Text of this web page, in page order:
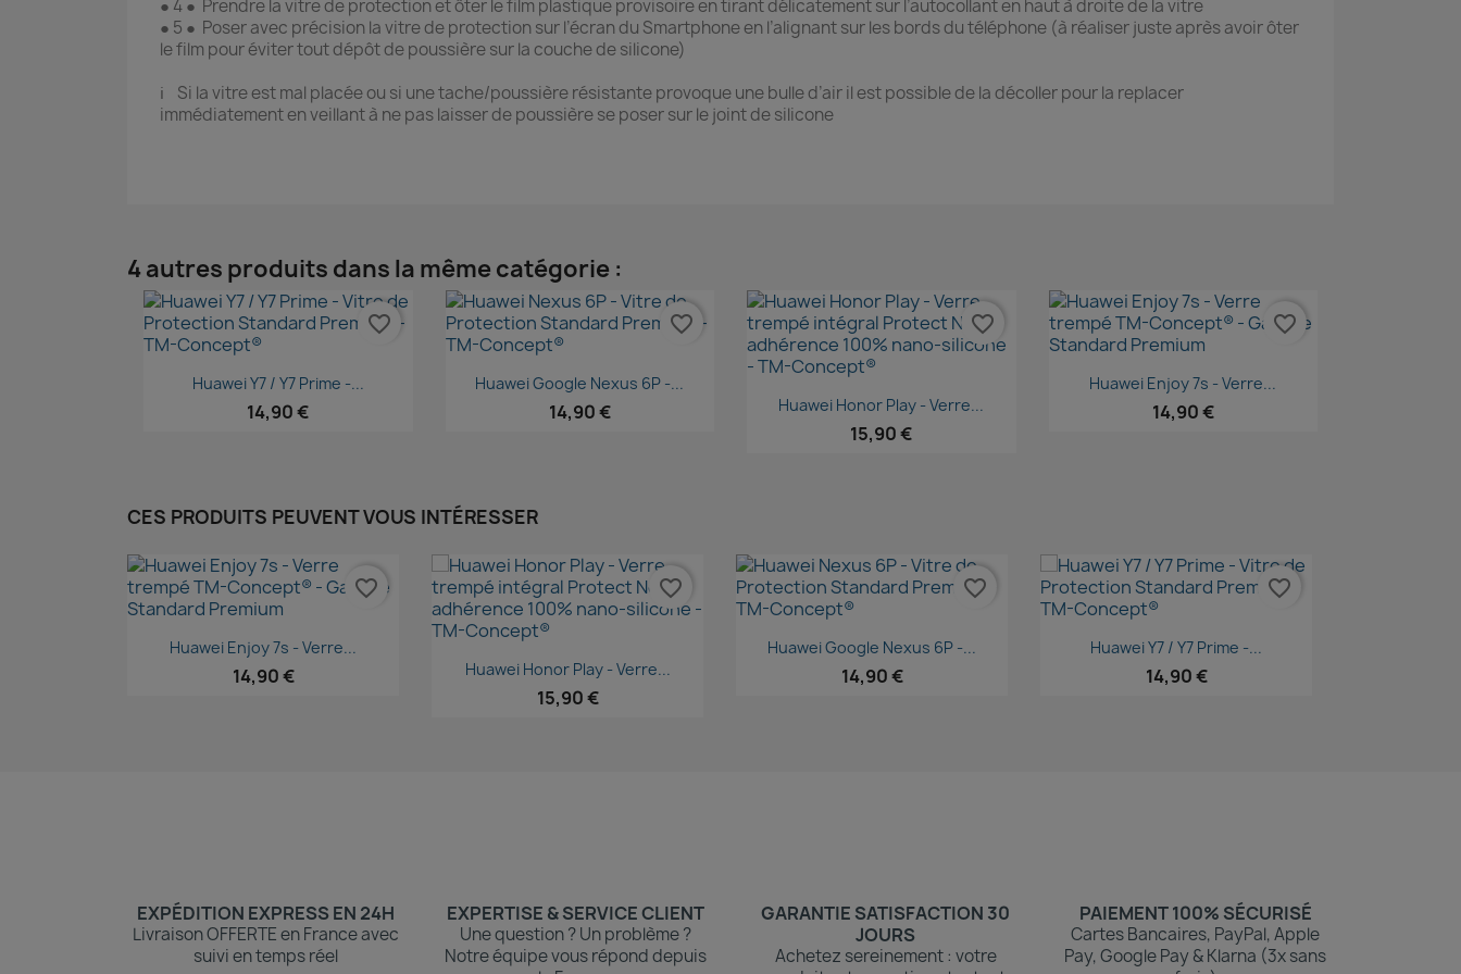
● 4 ● Prendre la vitre de protection et ôter le film plastique provisoire en tirant délicatement sur l’autocollant en haut à droite de la vitre
● 5 ● Poser avec précision la vitre de protection sur l’écran du Smartphone en l’alignant sur les bords du téléphone (à réaliser juste après avoir ôter
le film pour éviter tout dépôt de poussière sur la couche de silicone)
ℹ️ Si la vitre est mal placée ou si une tache/poussière résistante provoque une bulle d’air il est possible de la décoller pour la replacer
immédiatement en veillant à ne pas laisser de poussière se poser sur le joint de silicone
4 autres produits dans la même catégorie :
Aperçu rapide
Huawei Y7 / Y7 Prime -...
14,90 €
favorite_border
Aperçu rapide
Huawei Google Nexus 6P -...
14,90 €
favorite_border
Aperçu rapide
Huawei Honor Play - Verre...
15,90 €
favorite_border
Aperçu rapide
Huawei Enjoy 7s - Verre...
14,90 €
favorite_border
CES PRODUITS PEUVENT VOUS INTÉRESSER
Aperçu rapide
Huawei Enjoy 7s - Verre...
14,90 €
favorite_border
Aperçu rapide
Huawei Honor Play - Verre...
15,90 €
favorite_border
Aperçu rapide
Huawei Google Nexus 6P -...
14,90 €
favorite_border
Aperçu rapide
Huawei Y7 / Y7 Prime -...
14,90 €
favorite_border
EXPÉDITION EXPRESS EN 24H
Livraison OFFERTE en France avec
suivi en temps réel
EXPERTISE & SERVICE CLIENT
Une question ? Un problème ?
Notre équipe vous répond depuis
GARANTIE SATISFACTION 30
JOURS
Achetez sereinement : votre
PAIEMENT 100% SÉCURISÉ
Cartes Bancaires, PayPal, Apple
Pay, Google Pay & Klarna (3x sans